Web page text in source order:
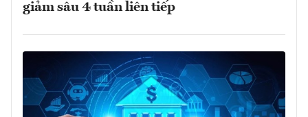
giảm sâu 4 tuần liên tiếp